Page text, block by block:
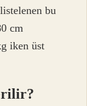
bu
cm
iken üst